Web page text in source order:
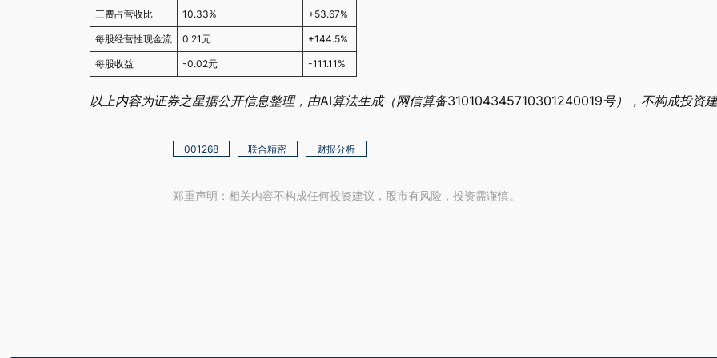
三费占营收比 10.33% +53.67%
每股经营性现金流 0.21元 +144.5%
每股收益 -0.02元 -111.11%
以上内容为证券之星据公开信息整理，由AI算法生成（网信算备310104345710301240019号），不构成投资
001268 联合精密 财报分析
郑重声明：相关内容不构成任何投资建议，股市有风险，投资需谨慎。